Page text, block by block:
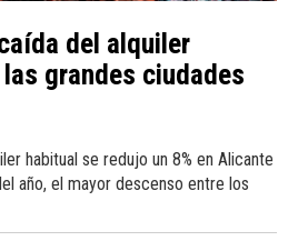
del alquiler
grandes ciudades
habitual se redujo un 8% en Alicante
año, el mayor descenso entre los